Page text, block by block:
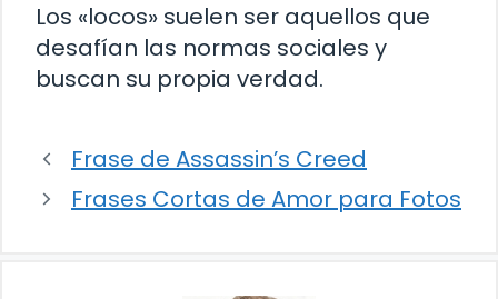
Los «locos» suelen ser aquellos que
desafían las normas sociales y
buscan su propia verdad.
Frase de Assassin’s Creed
Frases Cortas de Amor para Fotos